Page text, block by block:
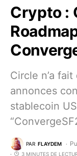
Crypto :
Circle n’a
annonces
stablecoin
PAR FLAYDEM
3 MINUTES DE